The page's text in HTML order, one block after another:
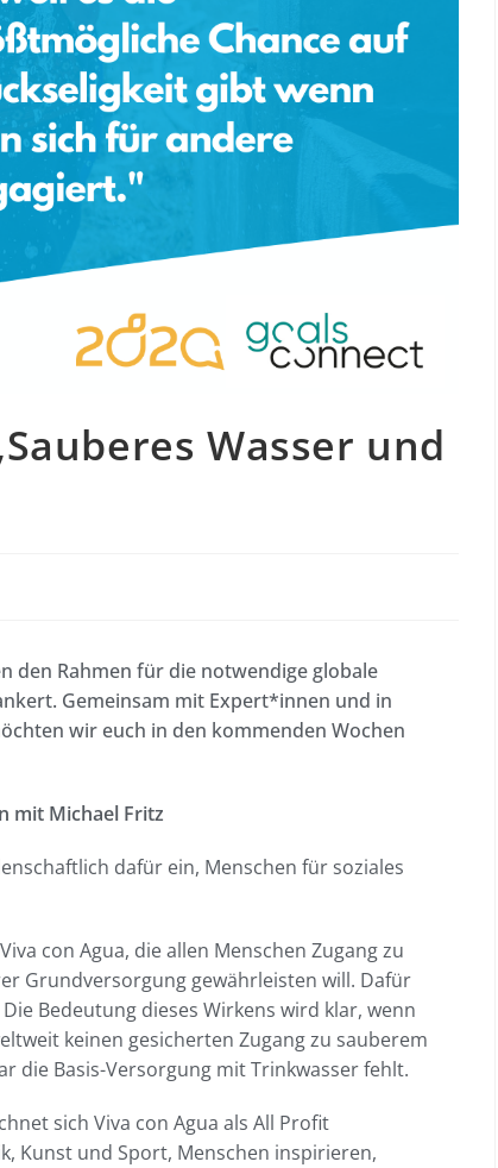
Wasser und
den Rahmen für die notwendige globale
Gemeinsam mit Expert*innen und in
wir euch in den kommenden Wochen
mit Michael Fritz
dafür ein, Menschen für soziales
Viva con Agua, die allen Menschen Zugang zu
Grundversorgung gewährleisten will. Dafür
Bedeutung dieses Wirkens wird klar, wenn
keinen gesicherten Zugang zu sauberem
die Basis-Versorgung mit Trinkwasser fehlt.
sich Viva con Agua als All Profit
Kunst und Sport, Menschen inspirieren,